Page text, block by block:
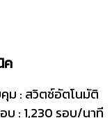
ค
ม : สวิตช์อัตโนมัติ
บ : 1,230 รอบ/นาที